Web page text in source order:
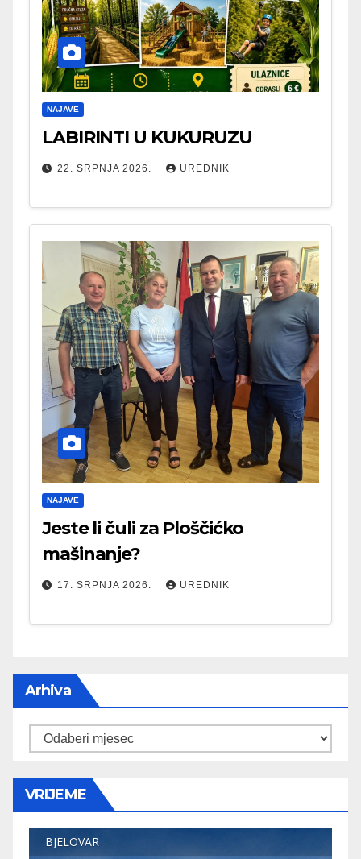
NAJAVE
LABIRINTI U KUKURUZU
22. SRPNJA 2026. UREDNIK
NAJAVE
Jeste li čuli za Ploščićko
mašinanje?
17. SRPNJA 2026. UREDNIK
Arhiva
Arhiva
VRIJEME
BJELOVAR